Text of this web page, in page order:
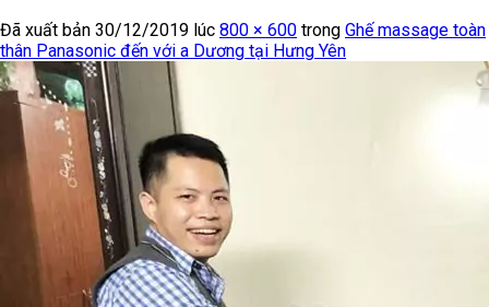
Đã xuất bản 30/12/2019 lúc 800 × 600 trong Ghế massage toàn
thân Panasonic đến với a Dương tại Hưng Yên